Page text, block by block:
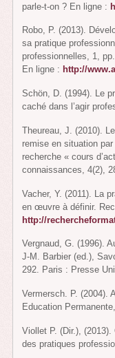
parle-t-on ? En ligne :
Robo, P. (2013).
sa pratique
professionnelles, 1,
En ligne : http://
Schön, D. (1994). Le
caché dans l’agir
Theureau, J. (2010).
remise en situation
recherche « cours
connaissances, 4(2),
Vacher, Y. (2011). La
en œuvre à définir.
http://
Vergnaud, G. (1996).
J-M. Barbier (ed.),
292. Paris : Presse
Vermersch. P. (2004).
Education
Viollet P. (Dir.),
des pratiques